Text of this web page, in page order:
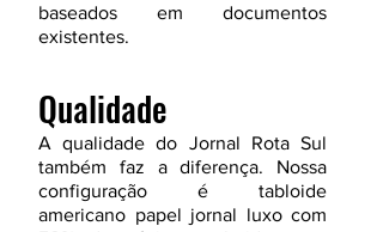
baseados em documentos
existentes.
Qualidade
A qualidade do Jornal Rota Sul
também faz a diferença. Nossa
configuração é tabloide
americano papel jornal luxo com